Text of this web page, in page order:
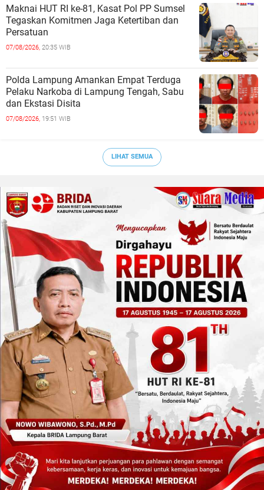
Maknai HUT RI ke-81, Kasat Pol PP Sumsel
Tegaskan Komitmen Jaga Ketertiban dan
Persatuan
07/08/2026, 20:35 WIB
Polda Lampung Amankan Empat Terduga
Pelaku Narkoba di Lampung Tengah, Sabu
dan Ekstasi Disita
07/08/2026, 19:51 WIB
LIHAT SEMUA